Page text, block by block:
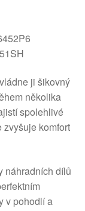
ji šikovný
několika
spolehlivé
komfort
náhradních dílů
v pohodlí a